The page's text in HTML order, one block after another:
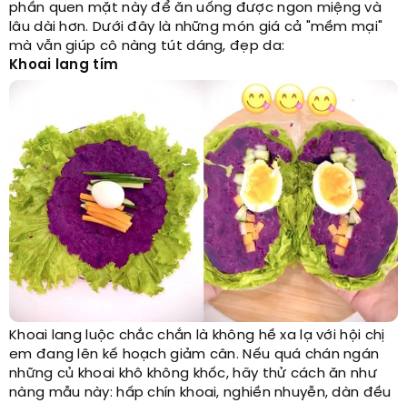
phần quen mặt này để ăn uống được ngon miệng và
lâu dài hơn. Dưới đây là những món giá cả "mềm mại"
mà vẫn giúp cô nàng tút dáng, đẹp da:
Khoai lang tím
Khoai lang luộc chắc chắn là không hề xa lạ với hội chị
em đang lên kế hoạch giảm cân. Nếu quá chán ngán
những củ khoai khô không khốc, hãy thử cách ăn như
nàng mẫu này: hấp chín khoai, nghiền nhuyễn, dàn đều